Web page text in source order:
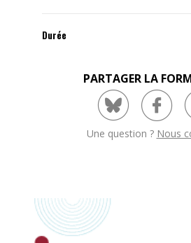
Durée
PARTAGER LA
Une question ? Nous